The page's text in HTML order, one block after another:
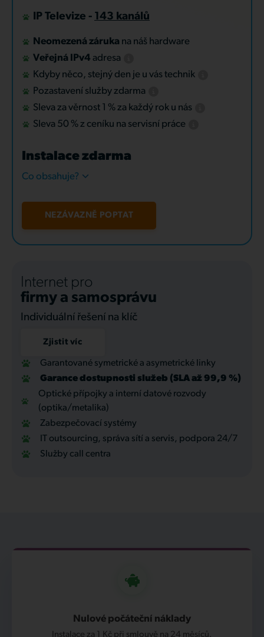
IP Televize - 143 kanálů
Neomezená záruka na náš hardware
Veřejná IPv4 adresa
Kdyby něco, stejný den je u vás technik
Pozastavení služby zdarma
Sleva za věrnost 1 % za každý rok u nás
Sleva 50 % z ceníku na servisní práce
Instalace zdarma
Co obsahuje?
NEZÁVAZNĚ POPTAT
Internet pro
firmy a samosprávu
Individuální řešení na klíč
Zjistit víc
Garantované symetrické a asymetrické linky
Garance dostupnosti služeb (SLA až 99,9 %)
Optické přípojky a interní datové rozvody
(optika/metalika)
Zabezpečovací systémy
IT outsourcing, správa sítí a servis, podpora 24/7
Služby call centra
Nulové počáteční náklady
Instalace za 1 Kč při smlouvě na 24 měsíců.